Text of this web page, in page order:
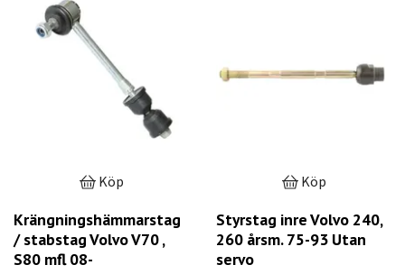
Köp
Krängningshämmarstag
/ stabstag Volvo V70 ,
S80 mfl 08-
Köp
Styrstag inre Volvo 240,
260 årsm. 75-93 Utan
servo